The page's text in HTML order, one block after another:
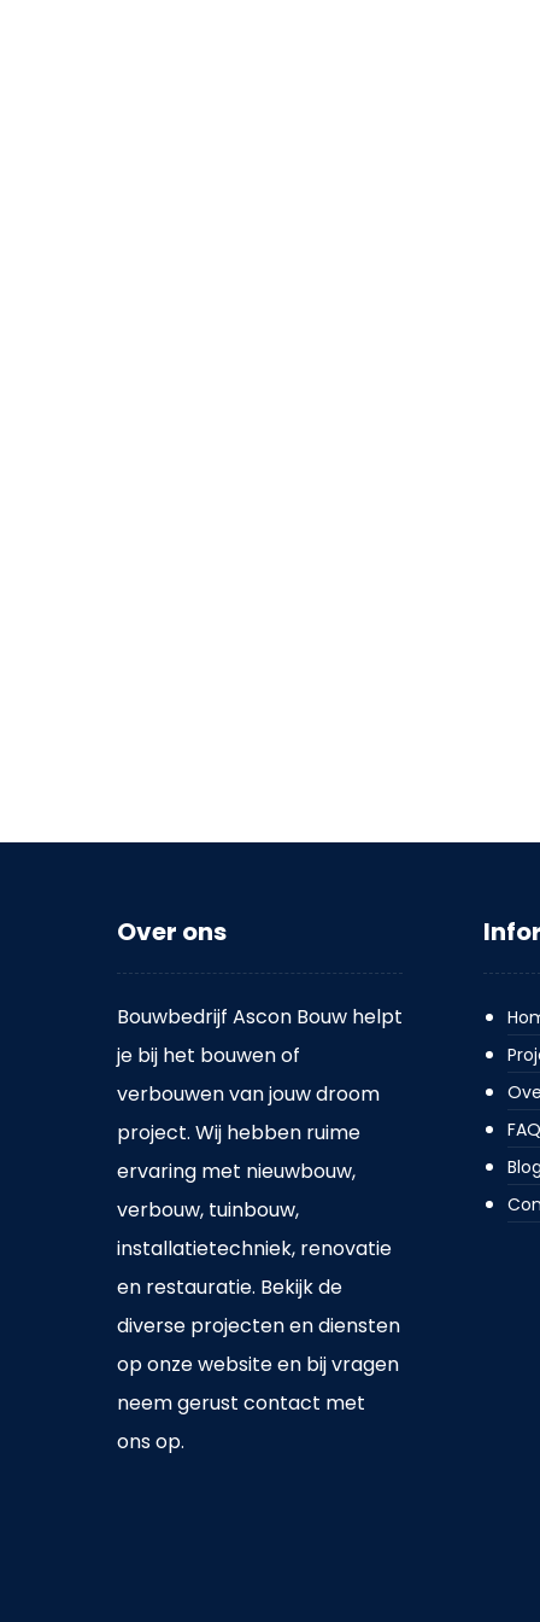
Over ons
Bouwbedrijf Ascon Bouw helpt
je bij het bouwen of
verbouwen van jouw droom
project. Wij hebben ruime
ervaring met nieuwbouw,
verbouw, tuinbouw,
installatietechniek, renovatie
en restauratie. Bekijk de
diverse projecten en diensten
op onze website en bij vragen
neem gerust contact met
ons op.